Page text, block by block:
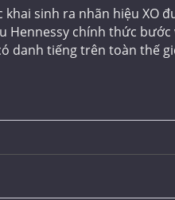
khai sinh ra nhãn hiệu
Hennessy chính thức
danh tiếng trên toàn thế